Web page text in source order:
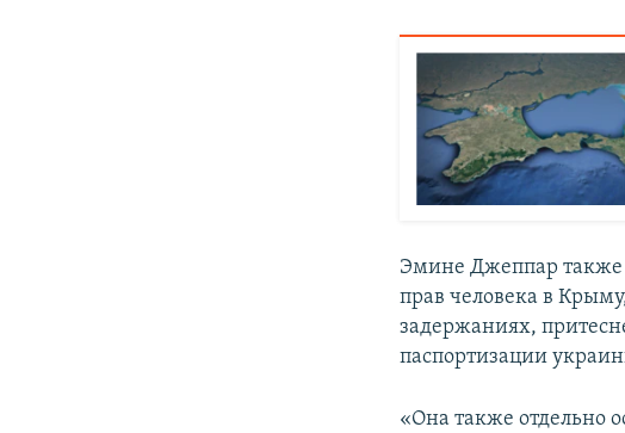
Эмине Джеппар также
прав человека в
задержаниях,
паспортизации
«Она также отдельно